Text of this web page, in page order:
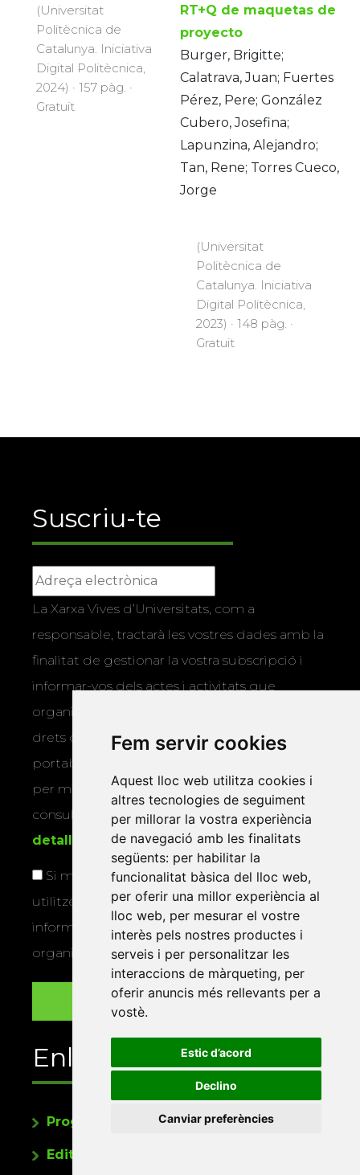
Fem servir cookies
Aquest lloc web utilitza cookies i
altres tecnologies de seguiment
per millorar la vostra experiència
de navegació amb les finalitats
següents: per habilitar la
funcionalitat bàsica del lloc web,
per oferir una millor experiència al
lloc web, per mesurar el vostre
interès pels nostres productes i
serveis i per personalitzar les
interaccions de màrqueting, per
oferir anuncis més rellevants per a
vostè.
Estic d’acord
Declino
Canviar preferències
(Universitat
Politècnica de
Catalunya. Iniciativa
Digital Politècnica,
2024) · 157 pàg. ·
Gratuït
RT+Q de maquetas de
proyecto
Burger, Brigitte;
Calatrava, Juan; Fuertes
Pérez, Pere; González
Cubero, Josefina;
Lapunzina, Alejandro;
Tan, Rene; Torres Cueco,
Jorge
(Universitat
Politècnica de
Catalunya. Iniciativa
Digital Politècnica,
2023) · 148 pàg. ·
Gratuït
Suscriu-te
La Xarxa Vives d’Universitats, com a
responsable, tractarà les vostres dades amb la
finalitat de gestionar la vostra subscripció i
informar-vos dels actes i activitats que
organitza la Xarxa Vives. Podeu exercir els
drets d’accés, rectificació, supressió,
portabilitat, limitació o oposició al tractament
per mitjans físics o electrònics. Podeu
consultar la
informació addicional i
detallada sobre protecció de dades.
Si marqueu aquesta casella, consentiu que
utilitzem les vostres dades per a enviar-vos
informació sobre els actes i activitats que
organitza la Xarxa Vives.
Enllaços
Programa de publicacions
Editorials universitàries a Twitter